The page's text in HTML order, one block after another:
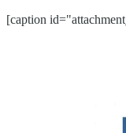
[caption